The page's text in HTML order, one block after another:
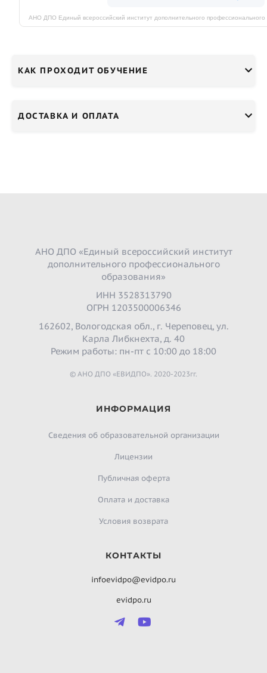
КАК ПРОХОДИТ ОБУЧЕНИЕ
ДОСТАВКА И ОПЛАТА
АНО ДПО «Единый всероссийский институт
дополнительного профессионального
образования»
ИНН 3528313790
ОГРН 1203500006346
162602, Вологодская обл., г. Череповец, ул.
Карла Либкнехта, д. 40
Режим работы: пн-пт с 10:00 до 18:00
© АНО ДПО «ЕВИДПО». 2020-2023гг.
ИНФОРМАЦИЯ
Сведения об образовательной организации
Лицензии
Публичная оферта
Оплата и доставка
Условия возврата
КОНТАКТЫ
infoevidpo@evidpo.ru
evidpo.ru